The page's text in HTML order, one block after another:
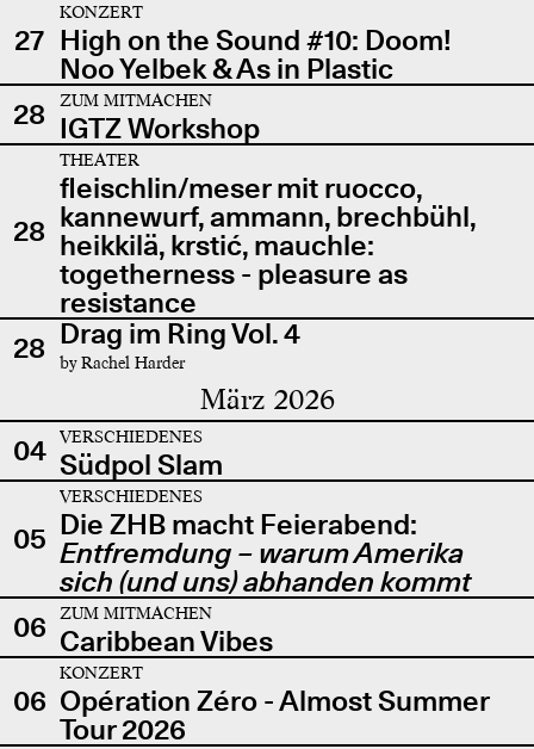
27
KONZERT
High on the Sound #10: Doom!
Noo Yelbek & As in Plastic
28
ZUM MITMACHEN
IGTZ Workshop
28
THEATER
fleischlin/meser mit ruocco,
kannewurf, ammann, brechbühl,
heikkilä, krstić, mauchle:
togetherness - pleasure as
resistance
28 Drag im Ring Vol. 4
by Rachel Harder
März 2026
04 VERSCHIEDENES
Südpol Slam
05
VERSCHIEDENES
Die ZHB macht Feierabend:
Entfremdung – warum Amerika
sich (und uns) abhanden kommt
06
ZUM MITMACHEN
Caribbean Vibes
06
KONZERT
Opération Zéro - Almost Summer
Tour 2026